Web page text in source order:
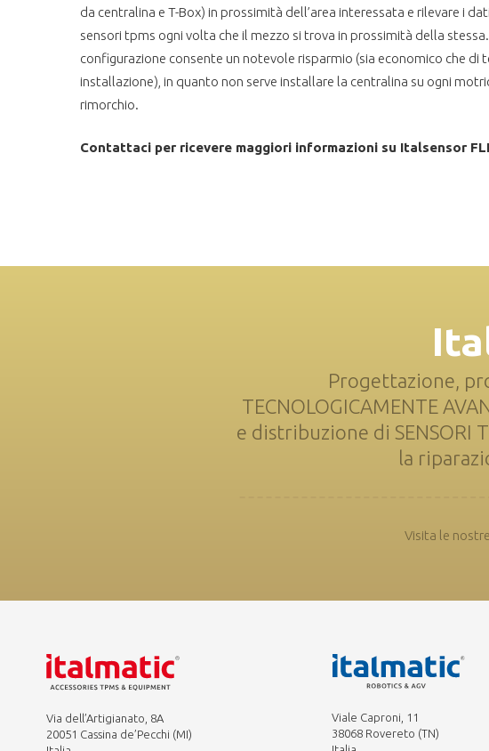
da centralina e T-Box) in prossimità dell’area interessata e rilevare i
sensori tpms ogni volta che il mezzo si trova in prossimità della
configurazione consente un notevole risparmio (sia economico che di
installazione), in quanto non serve installare la centralina su ogni
rimorchio.
Contattaci per ricevere maggiori informazioni su Italsensor
Progettazione,
TECNOLOGICAMENTE
e distribuzione di SENSORI
la
Visita le
Via dell’Artigianato, 8A
20051 Cassina de’Pecchi (MI)
Viale Caproni, 11
38068 Rovereto (TN)